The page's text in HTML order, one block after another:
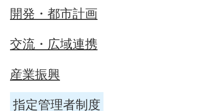
開発・都市計画
交流・広域連携
産業振興
指定管理者制度